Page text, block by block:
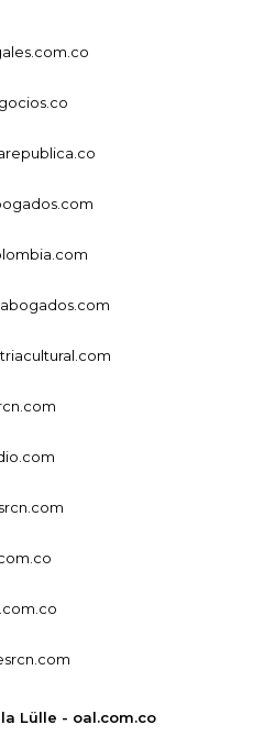
Lülle - oal.com.co